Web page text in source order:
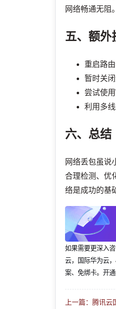
网络畅通无阻。
五、额外
重启路
暂时关
尝试使
利用多
六、总结
网络丢包虽说
合理检测、优
络是成功的基
如果需要更深入
云，国际华为云
案、免绑卡。开
上一篇：腾讯